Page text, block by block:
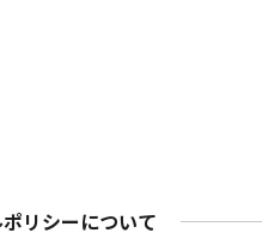
リシーについて